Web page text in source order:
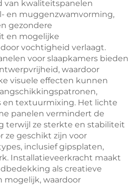
kwaliteitspanelen
en muggenzwamvorming,
gezondere
en mogelijke
vochtigheid verlaagt.
voor slaapkamers bieden
waardoor
visuele effecten kunnen
en textuurmixing. Het lichte
panelen vermindert de
terwijl ze sterkte en stabiliteit
ze geschikt zijn voor
inclusief gipsplaten,
Installatieveerkracht maakt
als creatieve
mogelijk, waardoor